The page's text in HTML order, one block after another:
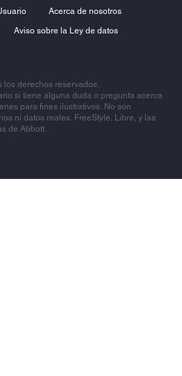
Acerca de nosotros
Aviso sobre la Ley de datos
los derechos reservados.
si tiene alguna duda o pregunta acerca
para fines ilustrativos. No son
ni datos reales. FreeStyle, Libre, y las
de Abbott.